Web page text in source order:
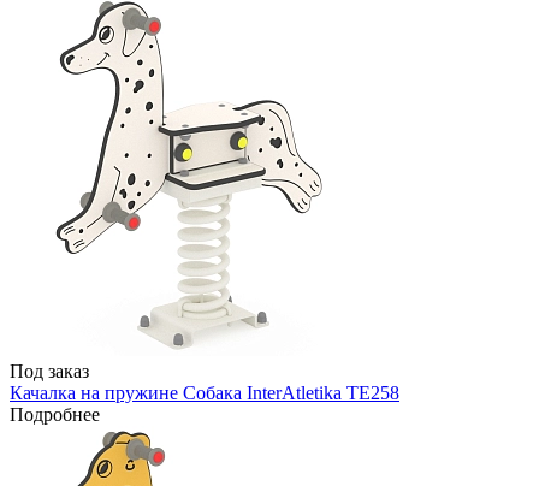
Под заказ
Качалка на пружине Собака InterAtletika TE258
Подробнее